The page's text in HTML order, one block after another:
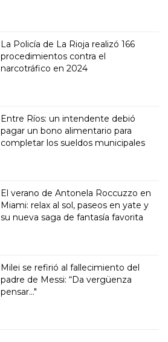
La Policía de La Rioja realizó 166
procedimientos contra el
narcotráfico en 2024
Entre Ríos: un intendente debió
pagar un bono alimentario para
completar los sueldos municipales
El verano de Antonela Roccuzzo en
Miami: relax al sol, paseos en yate y
su nueva saga de fantasía favorita
Milei se refirió al fallecimiento del
padre de Messi: “Da vergüenza
pensar..."